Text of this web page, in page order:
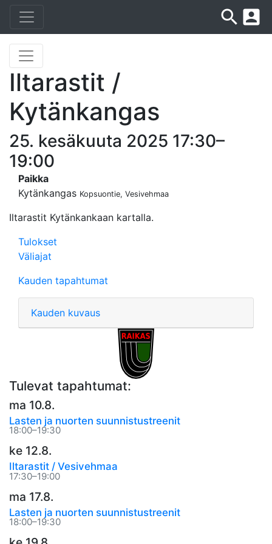
search account_box
Iltarastit /
Kytänkangas
25. kesäkuuta 2025 17:30–
19:00
Paikka
Kytänkangas Kopsuontie, Vesivehmaa
Iltarastit Kytänkankaan kartalla.
Tulokset
Väliajat
Kauden tapahtumat
Kauden kuvaus
Tulevat tapahtumat:
ma 10.8.
Lasten ja nuorten suunnistustreenit
18:00–19:30
ke 12.8.
Iltarastit / Vesivehmaa
17:30–19:00
ma 17.8.
Lasten ja nuorten suunnistustreenit
18:00–19:30